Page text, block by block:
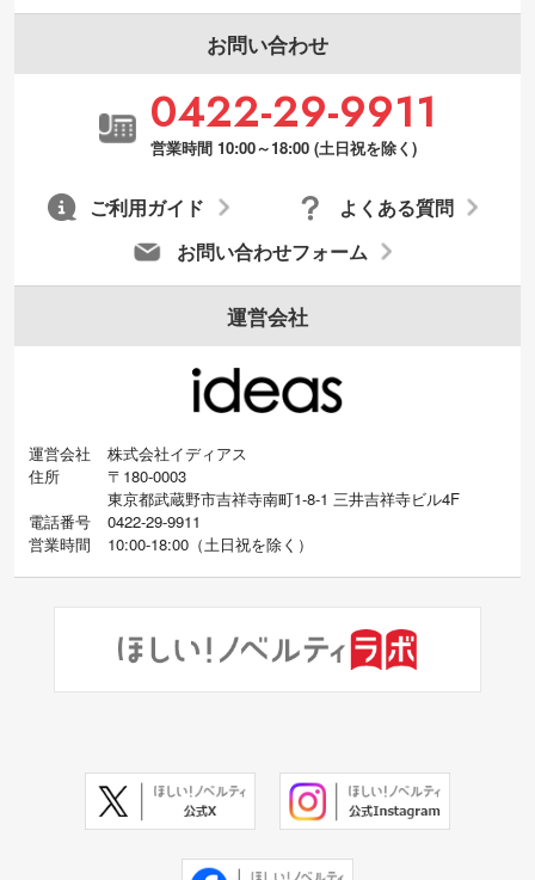
お問い合わせ
0422-29-9911
営業時間 10:00～18:00 (土日祝を除く)
お問い合わせフォーム
よくある質問
ご利用ガイド
運営会社
運営会社
株式会社イディアス
住所
〒180-0003
東京都武蔵野市吉祥寺南町1-8-1 三井吉祥寺ビル4F
電話番号
0422-29-9911
営業時間
10:00-18:00（土日祝を除く）